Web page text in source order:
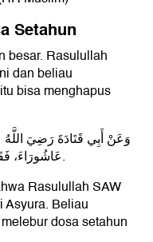
Setahun
besar. Rasulullah
dan beliau
bisa menghapus
وَعَنْ أَبِي قَتَادَةَ رَضِيَ
عَاشُورَاءَ، فَقَالَ: «يُكَفِّرُ السَّنَةَ الْمَاضِيَةَ رَوَاهُ مُسْلِمٌ.
Rasulullah SAW
Asyura. Beliau
dosa setahun